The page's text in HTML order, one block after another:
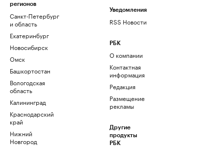
регионов
Санкт-Петербург
и область
Екатеринбург
Новосибирск
Омск
Башкортостан
Вологодская
область
Калининград
Краснодарский
край
Нижний
Новгород
Уведомления
RSS Новости
РБК
О компании
Контактная
информация
Редакция
Размещение
рекламы
Другие
продукты
РБК